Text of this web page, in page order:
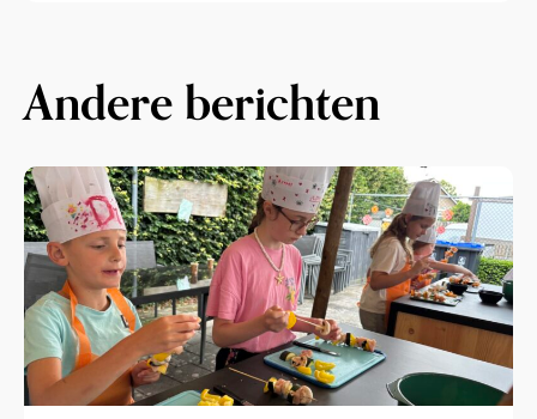
Andere berichten